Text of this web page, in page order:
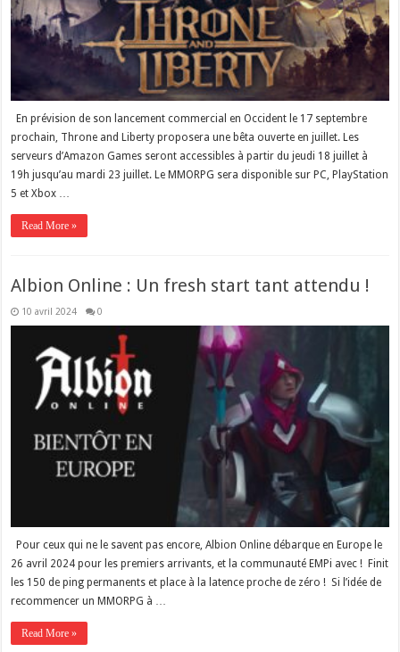
En prévision de son lancement commercial en Occident le 17 septembre
prochain, Throne and Liberty proposera une bêta ouverte en juillet. Les
serveurs d’Amazon Games seront accessibles à partir du jeudi 18 juillet à
19h jusqu’au mardi 23 juillet. Le MMORPG sera disponible sur PC, PlayStation
5 et Xbox …
Read More »
Albion Online : Un fresh start tant attendu !
10 avril 2024 0
Pour ceux qui ne le savent pas encore, Albion Online débarque en Europe le
26 avril 2024 pour les premiers arrivants, et la communauté EMPi avec ! Finit
les 150 de ping permanents et place à la latence proche de zéro ! Si l’idée de
recommencer un MMORPG à …
Read More »